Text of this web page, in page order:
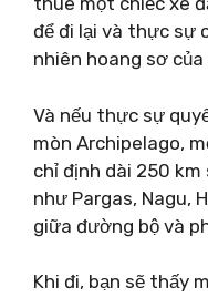
để đi lại và thực sự
nhiên hoang sơ của
Và nếu thực sự
mòn Archipelago,
chỉ định dài 250 km
như Pargas, Nagu,
giữa đường bộ và
Khi đi, bạn sẽ thấy